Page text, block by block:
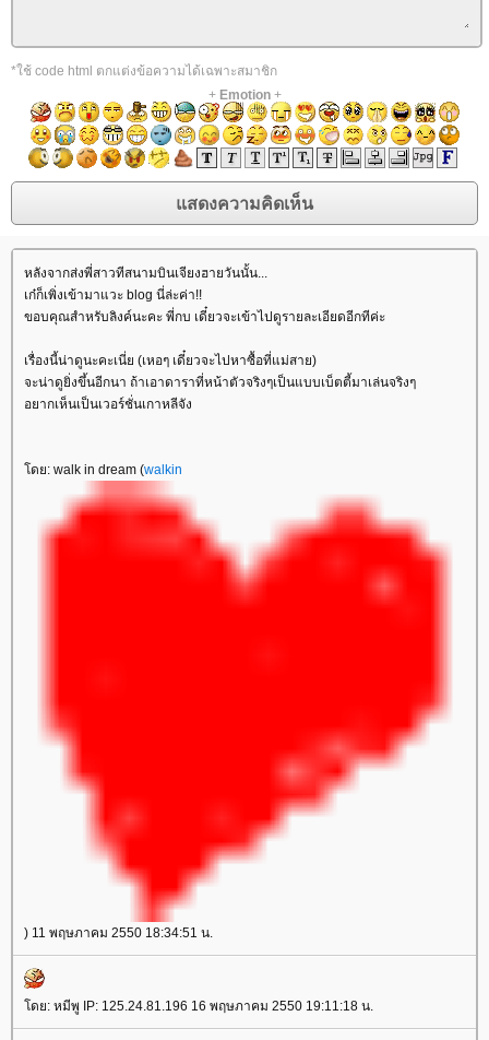
*ใช้ code html ตกแต่งข้อความได้เฉพาะสมาชิก
+ Emotion+
หลังจากส่งพี่สาวทีสนามบินเจียงฮายวันนั้น...
เก๋ก็เพิ่งเข้ามาแวะ blog นี่ล่ะค่า!!
ขอบคุณสำหรับลิงค์นะคะ พี่กบ เดี๋ยวจะเข้าไปดูรายละเอียดอีกทีค่ะ
เรื่องนี้น่าดูนะคะเนี่ย (เหอๆ เดี๋ยวจะไปหาซื้อที่แม่สาย)
จะน่าดูยิ่งขึ้นอีกนา ถ้าเอาดาราที่หน้าตัวจริงๆเป็นแบบเบ็ตตี้มาเล่นจริงๆ
อยากเห็นเป็นเวอร์ชั่นเกาหลีจัง
ดย: walk in dream (walkin
) 11 พฤษภาคม 2550 18:34:51 น.
ดย: หมีพู IP: 125.24.81.196 16 พฤษภาคม 2550 19:11:18 น.